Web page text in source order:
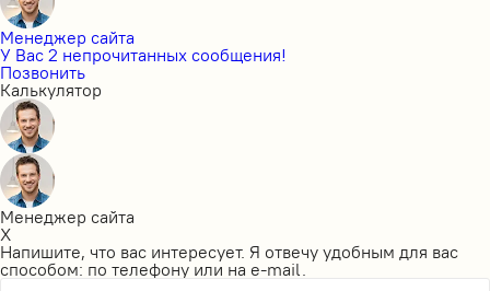
Менеджер сайта
У Вас 2 непрочитанных сообщения!
Позвонить
Калькулятор
Менеджер сайта
X
Напишите, что вас интересует. Я отвечу удобным для вас
способом: по телефону или на e-mail.